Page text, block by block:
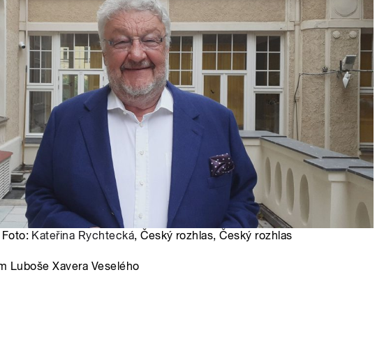
Kateřina Rychtecká, Český rozhlas, Český rozhlas
Luboše Xavera Veselého